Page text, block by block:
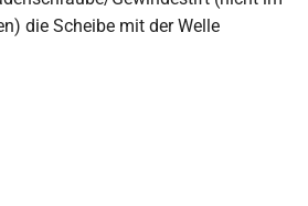
die Scheibe mit der Welle